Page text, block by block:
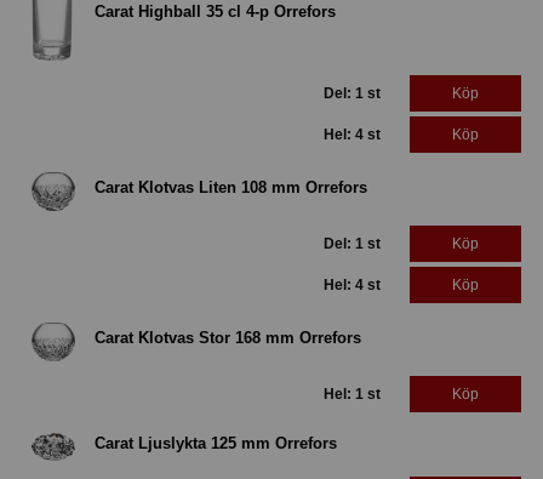
Carat Highball 35 cl 4-p Orrefors
Del: 1 st Köp
Hel: 4 st Köp
Carat Klotvas Liten 108 mm Orrefors
Del: 1 st Köp
Hel: 4 st Köp
Carat Klotvas Stor 168 mm Orrefors
Hel: 1 st Köp
Carat Ljuslykta 125 mm Orrefors